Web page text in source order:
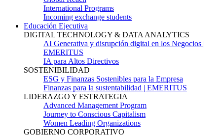
International Programs
Incoming exchange students
Educación Ejecutiva
DIGITAL TECHNOLOGY & DATA ANALYTICS
AI Generativa y disrupción digital en los Negocios |
EMERITUS
IA para Altos Directivos
SOSTENIBILIDAD
ESG y Finanzas Sostenibles para la Empresa
Finanzas para la sustentabilidad | EMERITUS
LIDERAZGO Y ESTRATEGIA
Advanced Management Program
Journey to Conscious Capitalism
Women Leading Organizations
GOBIERNO CORPORATIVO